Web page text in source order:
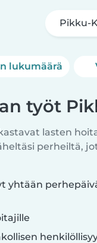
Pikku-
lukumäärä
työt
lasten
perheiltä,
yhtään